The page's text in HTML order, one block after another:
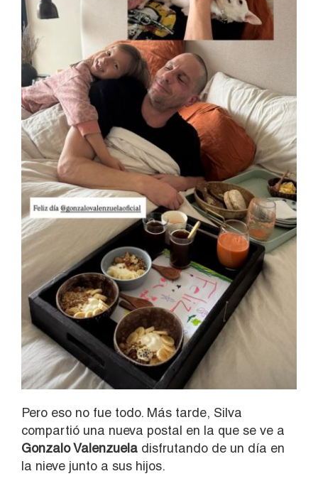
Pero eso no fue todo. Más tarde, Silva
compartió una nueva postal en la que se ve a
Gonzalo Valenzuela disfrutando de un día en
la nieve junto a sus hijos.